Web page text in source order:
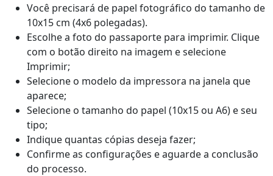
Você precisará de papel fotográfico do tamanho de
10x15 cm (4x6 polegadas).
Escolhe a foto do passaporte para imprimir. Clique
com o botão direito na imagem e selecione
Imprimir;
Selecione o modelo da impressora na janela que
aparece;
Selecione o tamanho do papel (10x15 ou A6) e seu
tipo;
Indique quantas cópias deseja fazer;
Confirme as configurações e aguarde a conclusão
do processo.